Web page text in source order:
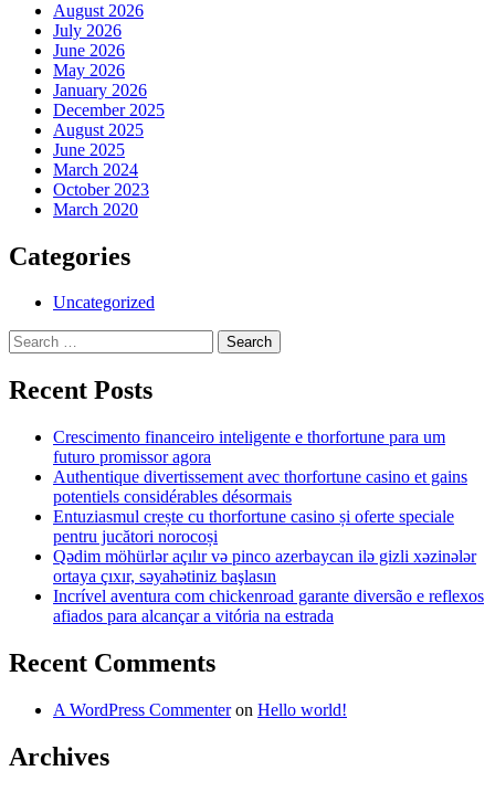
August 2026
July 2026
June 2026
May 2026
January 2026
December 2025
August 2025
June 2025
March 2024
October 2023
March 2020
Categories
Uncategorized
Search
for:
Recent Posts
Crescimento financeiro inteligente e thorfortune para um
futuro promissor agora
Authentique divertissement avec thorfortune casino et gains
potentiels considérables désormais
Entuziasmul crește cu thorfortune casino și oferte speciale
pentru jucători norocoși
Qədim möhürlər açılır və pinco azerbaycan ilə gizli xəzinələr
ortaya çıxır, səyahətiniz başlasın
Incrível aventura com chickenroad garante diversão e reflexos
afiados para alcançar a vitória na estrada
Recent Comments
A WordPress Commenteron Hello world!
Archives